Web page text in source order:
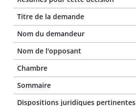
Titre de la demande
Nom du demandeur
Nom de l'opposant
Chambre
Sommaire
Dispositions juridiques pertinentes